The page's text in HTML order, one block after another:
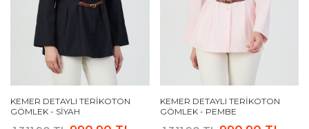
KEMER DETAYLI TERIKOTON
GÖMLEK - SIYAH
KEMER DETAYLI TERIKOTON
GÖMLEK - PEMBE